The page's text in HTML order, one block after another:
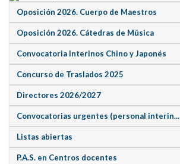
Oposición 2026. Cuerpo de Maestros
Oposición 2026. Cátedras de Música
Convocatoria Interinos Chino y Japonés
Concurso de Traslados 2025
Directores 2026/2027
Convocatorias urgentes (personal interin...
Listas abiertas
P.A.S. en Centros docentes